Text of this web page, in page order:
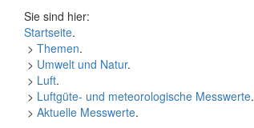
Sie sind hier:
Startseite.
> Themen.
> Umwelt und Natur.
> Luft.
> Luftgüte- und meteorologische Messwerte.
> Aktuelle Messwerte.